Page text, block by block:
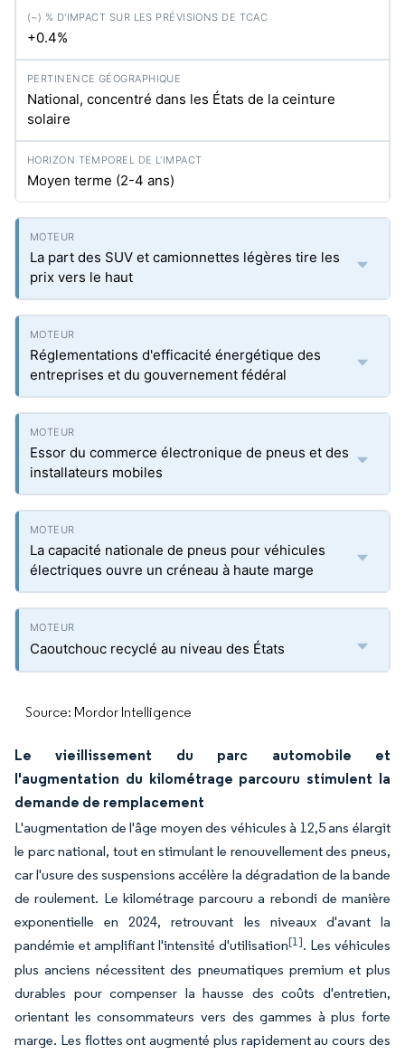
+0.4%
National, concentré dans les États de la ceinture
solaire
Moyen terme (2-4 ans)
La part des SUV et camionnettes légères tire les
prix vers le haut
Réglementations d'efficacité énergétique des
entreprises et du gouvernement fédéral
Essor du commerce électronique de pneus et des
installateurs mobiles
La capacité nationale de pneus pour véhicules
électriques ouvre un créneau à haute marge
Caoutchouc recyclé au niveau des États
Source: Mordor Intelligence
Le vieillissement du parc automobile et
l'augmentation du kilométrage parcouru stimulent la
demande de remplacement
L'augmentation de l'âge moyen des véhicules à 12,5 ans élargit
le parc national, tout en stimulant le renouvellement des pneus,
car l'usure des suspensions accélère la dégradation de la bande
de roulement. Le kilométrage parcouru a rebondi de manière
exponentielle en 2024, retrouvant les niveaux d'avant la
pandémie et amplifiant l'intensité d'utilisation[1]. Les véhicules
plus anciens nécessitent des pneumatiques premium et plus
durables pour compenser la hausse des coûts d'entretien,
orientant les consommateurs vers des gammes à plus forte
marge. Les flottes ont augmenté plus rapidement au cours des